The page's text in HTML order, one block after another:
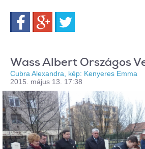
FacebookGoogle+
Wass Albert Országos
Cubra Alexandra, kép: Kenyeres Emma
2015. május 13. 17:38